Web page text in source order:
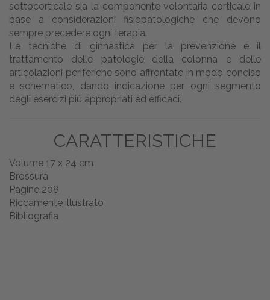
sottocorticale sia la componente volontaria corticale in
base a considerazioni fisiopatologiche che devono
sempre precedere ogni terapia.
Le tecniche di ginnastica per la prevenzione e il
trattamento delle patologie della colonna e delle
articolazioni periferiche sono affrontate in modo conciso
e schematico, dando indicazione per ogni segmento
degli esercizi più appropriati ed efficaci.
CARATTERISTICHE
Volume 17 x 24 cm
Brossura
Pagine 208
Riccamente illustrato
Bibliografia